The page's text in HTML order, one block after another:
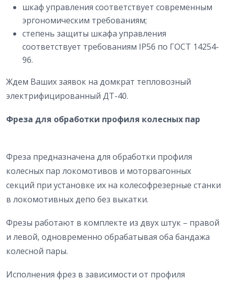
шкаф управления соответствует современным
эргономическим требованиям;
степень защиты шкафа управления
соответствует требованиям IP56 по ГОСТ 14254-
96.
Ждем Ваших заявок на домкрат тепловозный
электрифицированный ДТ-40.
Фреза для обработки профиля колесных пар
Фреза предназначена для обработки профиля
колесных пар локомотивов и моторвагонных
секций при установке их на колесофрезерные станки
в локомотивных депо без выкатки.
Фрезы работают в комплекте из двух штук – правой
и левой, одновременно обрабатывая оба бандажа
колесной пары.
Исполнения фрез в зависимости от профиля